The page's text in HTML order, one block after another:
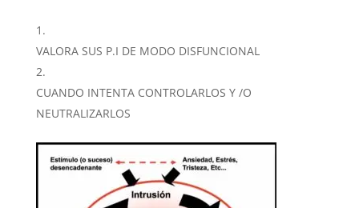
VALORA SUS P.I DE MODO DISFUNCIONAL
CUANDO INTENTA CONTROLARLOS Y /O
NEUTRALIZARLOS